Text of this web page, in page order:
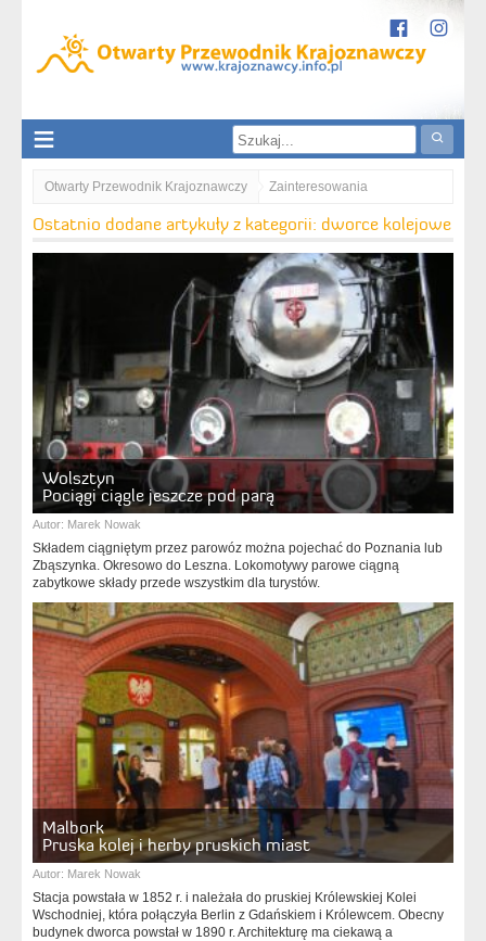
Otwarty Przewodnik Krajoznawczy Zainteresowania
Technika koleje dworce kolejowe
Ostatnio dodane artykuły z kategorii: dworce kolejowe
Wolsztyn
Pociągi ciągle jeszcze pod parą
Autor: Marek Nowak
Składem ciągniętym przez parowóz można pojechać do Poznania lub
Zbąszynka. Okresowo do Leszna. Lokomotywy parowe ciągną
zabytkowe składy przede wszystkim dla turystów.
Malbork
Pruska kolej i herby pruskich miast
Autor: Marek Nowak
Stacja powstała w 1852 r. i należała do pruskiej Królewskiej Kolei
Wschodniej, która połączyła Berlin z Gdańskiem i Królewcem. Obecny
budynek dworca powstał w 1890 r. Architekturę ma ciekawą a